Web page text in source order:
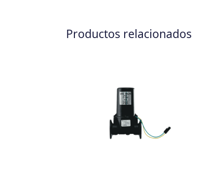
Productos relacionados